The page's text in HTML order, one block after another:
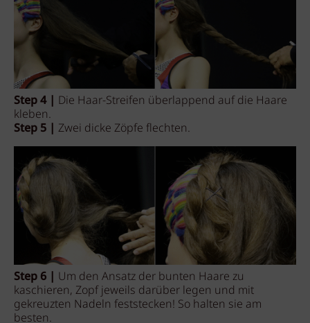
Step 4 |
Die Haar-Streifen überlappend auf die Haare
kleben.
Step 5 |
Zwei dicke Zöpfe flechten.
Step 6 | Um den Ansatz der bunten Haare zu
kaschieren, Zopf jeweils darüber legen und mit
gekreuzten Nadeln feststecken! So halten sie am
besten.